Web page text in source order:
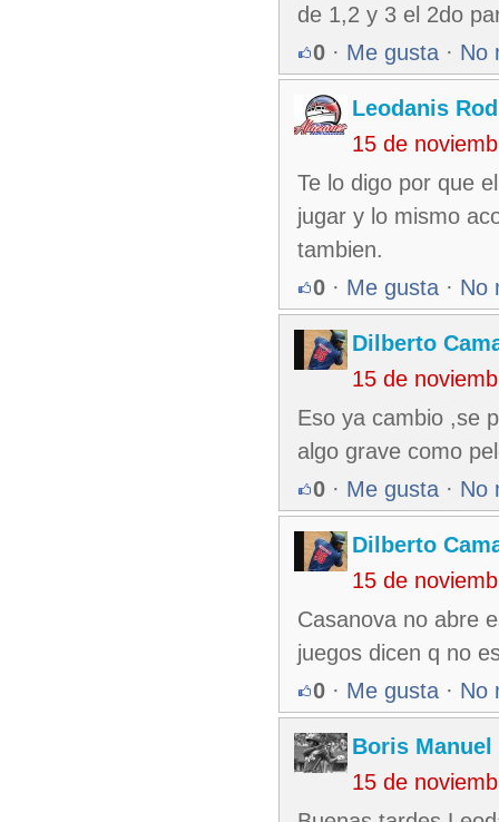
de 1,2 y 3 el 2do
0 · Me gusta · No
Leodanis
15 de
Te lo digo por que
jugar y lo mismo
tambien.
0 · Me gusta · No
Dilberto
15 de
Eso ya cambio ,se
algo grave como
0 · Me gusta · No
Dilberto
15 de
Casanova no abre
juegos dicen q no
0 · Me gusta · No
Boris Manuel
15 de